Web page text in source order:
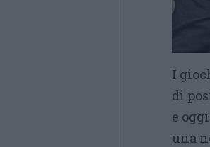
I
di
e
una